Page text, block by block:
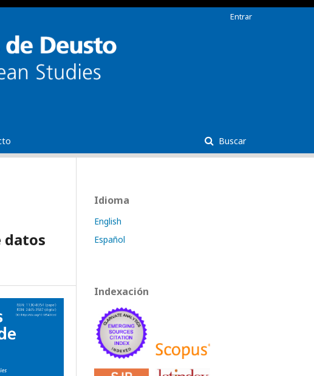
Buscar
Entrar
datos
Idioma
English
Español
Indexación